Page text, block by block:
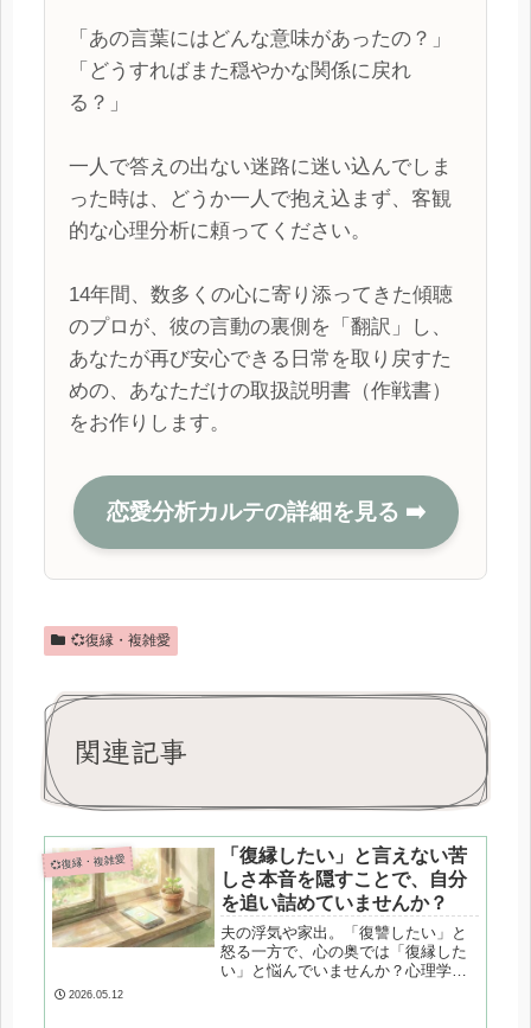
「あの言葉にはどんな意味があったの？」
「どうすればまた穏やかな関係に戻れ
る？」
一人で答えの出ない迷路に迷い込んでしま
った時は、どうか一人で抱え込まず、客観
的な心理分析に頼ってください。
14年間、数多くの心に寄り添ってきた傾聴
のプロが、彼の言動の裏側を「翻訳」し、
あなたが再び安心できる日常を取り戻すた
めの、あなただけの取扱説明書（作戦書）
をお作りします。
恋愛分析カルテの詳細を見る ➡️
💞復縁・複雑愛
関連記事
💞復縁・複雑愛
「復縁したい」と言えない苦
しさ本音を隠すことで、自分
を追い詰めていませんか？
夫の浮気や家出。「復讐したい」と
怒る一方で、心の奥では「復縁した
い」と悩んでいませんか？心理学の
2026.05.12